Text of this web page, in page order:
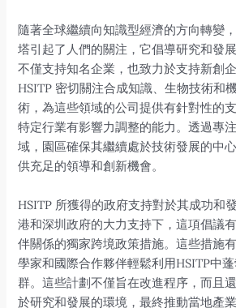
隨著全球繼續向知識型經濟的方向轉變
塔引起了人們的關注，它倡導研究和發
不僅支持知名企業，也致力於支持新創
HSITP 密切關注合成知識、生物技術和
術，為這些領域的公司提供有針對性的
特定行業有影響力調整的能力。透過專
域，園區確保其繼續處於技術發展的中
供充足的領導和創新機會。
HSITP 所獲得的政府支持對於其成功和
港和深圳政府的大力支持下，這項倡議
伴關係的獨家跨境政策措施。這些措施
學家和國際合作夥伴輕鬆利用HSITP中
群。這些計劃不僅旨在改進程序，而且
於研究和發展的環境，最終推動當地產